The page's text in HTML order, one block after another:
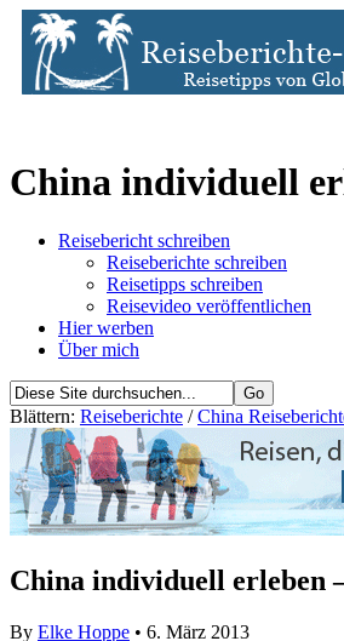
China individuell
Reisebericht schreiben
Reiseberichte schreiben
Reisetipps schreiben
Reisevideo veröffentlichen
Hier werben
Über mich
Blättern: Reiseberichte /China
China individuell erleben
By Elke Hoppe • 6. März 2013